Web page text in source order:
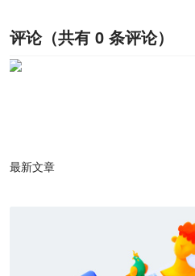
评论（共有 0 条评论）
最新文章